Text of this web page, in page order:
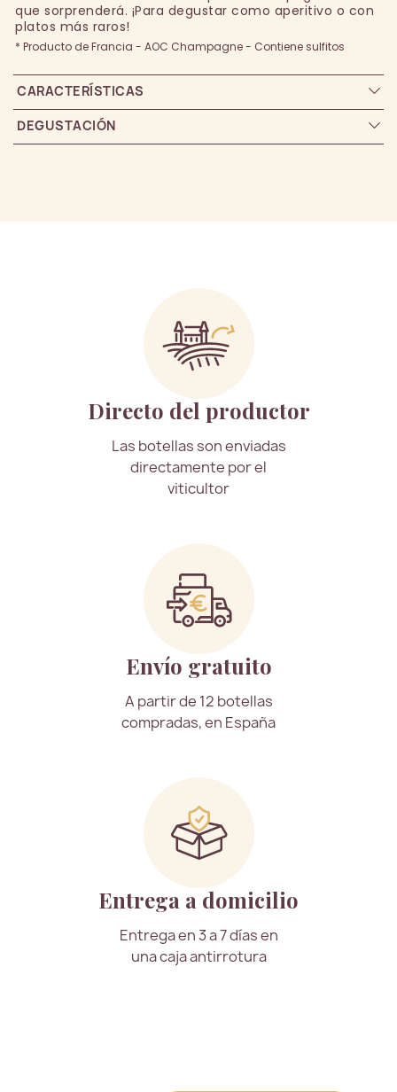
que sorprenderá. ¡Para degustar como aperitivo o con
platos más raros!
* Producto de Francia - AOC Champagne - Contiene sulfitos
CARACTERÍSTICAS
DEGUSTACIÓN
Directo del productor
Las botellas son enviadas
directamente por el
viticultor
Envío gratuito
A partir de 12 botellas
compradas, en España
Entrega a domicilio
Entrega en 3 a 7 días en
una caja antirrotura